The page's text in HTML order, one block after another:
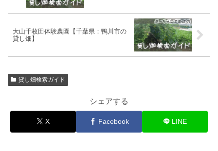
大山千枚田体験農園【千葉県：鴨川市の
貸し畑】
貸し畑検索ガイド
シェアする
X Facebook LINE